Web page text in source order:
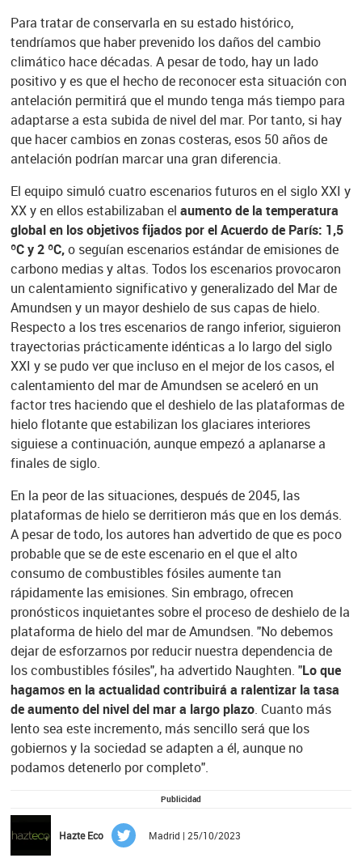
Para tratar de conservarla en su estado histórico,
tendríamos que haber prevenido los daños del cambio
climático hace décadas. A pesar de todo, hay un lado
positivo y es que el hecho de reconocer esta situación con
antelación permitirá que el mundo tenga más tiempo para
adaptarse a esta subida de nivel del mar. Por tanto, si hay
que hacer cambios en zonas costeras, esos 50 años de
antelación podrían marcar una gran diferencia.
El equipo simuló cuatro escenarios futuros en el siglo XXI y
XX y en ellos estabilizaban el aumento de la temperatura
global en los objetivos fijados por el Acuerdo de París: 1,5
ºC y 2 ºC,o seguían escenarios estándar de emisiones de
carbono medias y altas. Todos los escenarios provocaron
un calentamiento significativo y generalizado del Mar de
Amundsen y un mayor deshielo de sus capas de hielo.
Respecto a los tres escenarios de rango inferior, siguieron
trayectorias prácticamente idénticas a lo largo del siglo
XXI y se pudo ver que incluso en el mejor de los casos, el
calentamiento del mar de Amundsen se aceleró en un
factor tres haciendo que el deshielo de las plataformas de
hielo flotante que estabilizan los glaciares interiores
siguiese a continuación, aunque empezó a aplanarse a
finales de siglo.
En la peor de las situaciones, después de 2045, las
plataformas de hielo se derritieron más que en los demás.
A pesar de todo, los autores han advertido de que es poco
probable que se de este escenario en el que el alto
consumo de combustibles fósiles aumente tan
rápidamente las emisiones. Sin embrago, ofrecen
pronósticos inquietantes sobre el proceso de deshielo de la
plataforma de hielo del mar de Amundsen. "No debemos
dejar de esforzarnos por reducir nuestra dependencia de
los combustibles fósiles", ha advertido Naughten. "Lo que
hagamos en la actualidad contribuirá a ralentizar la tasa
de aumento del nivel del mar a largo plazo. Cuanto más
lento sea este incremento, más sencillo será que los
gobiernos y la sociedad se adapten a él, aunque no
podamos detenerlo por completo".
Publicidad
Hazte Eco Madrid | 25/10/2023